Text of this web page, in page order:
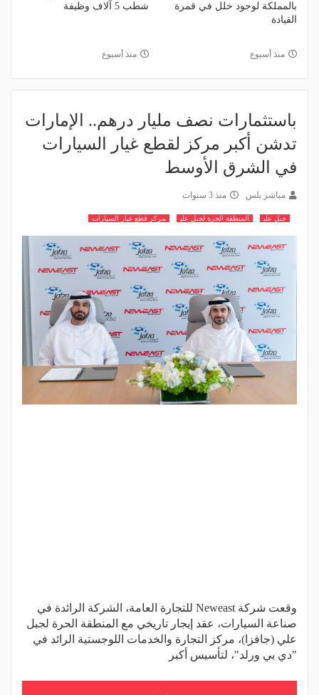
بالمملكة لوجود خلل في قمرة
القيادة
منذ أسبوع
شطب 5 آلاف وظيفة
منذ أسبوع
باستثمارات نصف مليار درهم.. الإمارات
تدشن أكبر مركز لقطع غيار السيارات
في الشرق الأوسط
مباشر بلس منذ 3 سنوات
جبل علي المنطقة الحرة لجبل علي مركز قطع غيار السيارات
وقعت شركة Neweast للتجارة العامة، الشركة الرائدة في
صناعة السيارات، عقد إيجار تاريخي مع المنطقة الحرة لجبل
علي (جافزا)، مركز التجارة والخدمات اللوجستية الرائد في
"دي بي ورلد"، لتأسيس أكبر